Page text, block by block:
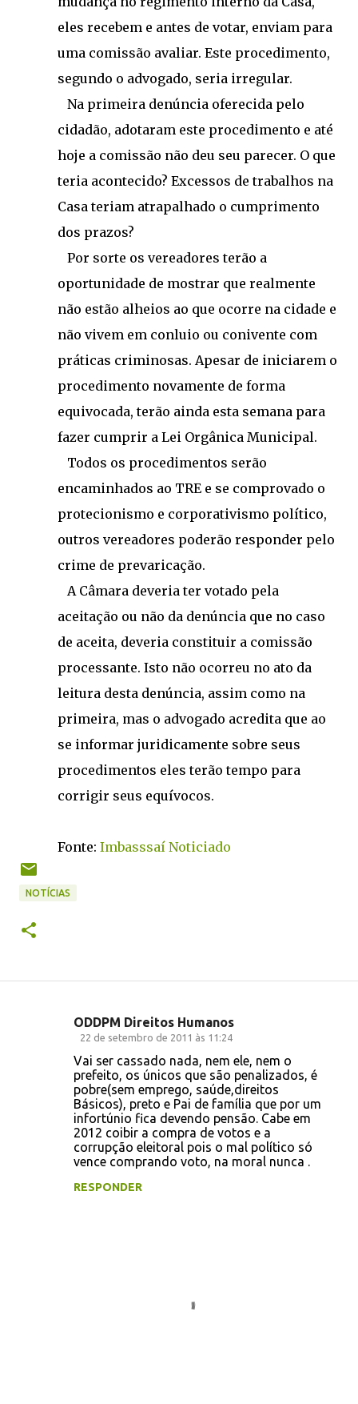
eles recebem e antes de votar, enviam para
uma comissão avaliar. Este procedimento,
segundo o advogado, seria irregular.
Na primeira denúncia oferecida pelo
cidadão, adotaram este procedimento e até
hoje a comissão não deu seu parecer. O que
teria acontecido? Excessos de trabalhos na
Casa teriam atrapalhado o cumprimento
dos prazos?
Por sorte os vereadores terão a
oportunidade de mostrar que realmente
não estão alheios ao que ocorre na cidade e
não vivem em conluio ou conivente com
práticas criminosas. Apesar de iniciarem o
procedimento novamente de forma
equivocada, terão ainda esta semana para
fazer cumprir a Lei Orgânica Municipal.
Todos os procedimentos serão
encaminhados ao TRE e se comprovado o
protecionismo e corporativismo político,
outros vereadores poderão responder pelo
crime de prevaricação.
A Câmara deveria ter votado pela
aceitação ou não da denúncia que no caso
de aceita, deveria constituir a comissão
processante. Isto não ocorreu no ato da
leitura desta denúncia, assim como na
primeira, mas o advogado acredita que ao
se informar juridicamente sobre seus
procedimentos eles terão tempo para
corrigir seus equívocos.
Fonte: Imbasssaí Noticiado
NOTÍCIAS
ODDPM Direitos Humanos
22 de setembro de 2011 às 11:24
Vai ser cassado nada, nem ele, nem o
prefeito, os únicos que são penalizados, é
pobre(sem emprego, saúde,direitos
Básicos), preto e Pai de família que por um
infortúnio fica devendo pensão. Cabe em
2012 coibir a compra de votos e a
corrupção eleitoral pois o mal político só
vence comprando voto, na moral nunca .
RESPONDER